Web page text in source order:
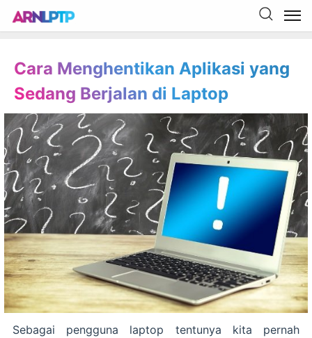
Cara Menghentikan Aplikasi yang
Sedang Berjalan di Laptop
Sebagai pengguna laptop tentunya kita pernah